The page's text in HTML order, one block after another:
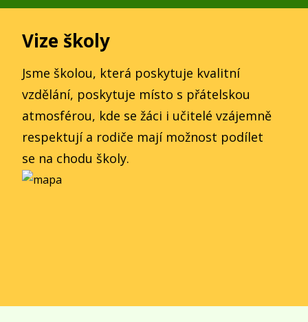
Vize školy
Jsme školou, která poskytuje kvalitní
vzdělání, poskytuje místo s přátelskou
atmosférou, kde se žáci i učitelé vzájemně
respektují a rodiče mají možnost podílet
se na chodu školy.